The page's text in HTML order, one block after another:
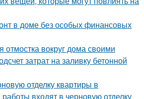
в доме без особых финансовых
вокруг дома своими
затрат на заливку бетонной
отделку квартиры в
работы входят в черновую отделку